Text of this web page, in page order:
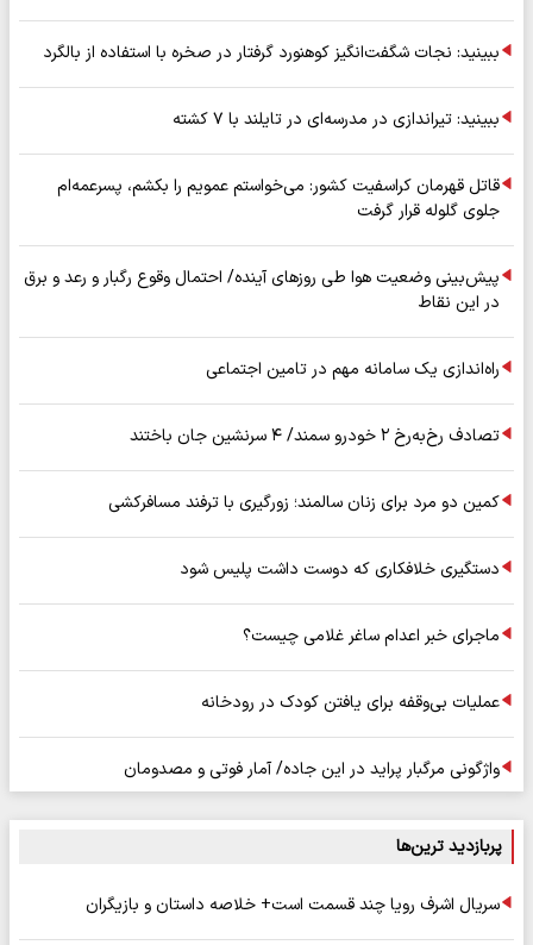
ببینید: نجات شگفت‌انگیز کوهنورد گرفتار در صخره با استفاده از بالگرد
ببینید: تیراندازی در مدرسه‌ای در تایلند با ۷ کشته
قاتل قهرمان کراسفیت کشور: می‌خواستم عمویم را بکشم، پسرعمه‌ام
جلوی گلوله قرار گرفت
پیش‌بینی وضعیت هوا طی روزهای آینده/ احتمال وقوع رگبار و رعد و برق
در این نقاط
راه‌اندازی یک سامانه مهم در تامین اجتماعی
تصادف رخ‌به‌رخ ۲ خودرو سمند/ ۴ سرنشین جان باختند
کمین دو مرد برای زنان سالمند؛ زورگیری با ترفند مسافرکشی
دستگیری خلافکاری که دوست داشت پلیس شود
ماجرای خبر اعدام ساغر غلامی چیست؟
عملیات بی‌وقفه برای یافتن کودک در رودخانه
واژگونی مرگبار پراید در این جاده/ آمار فوتی و مصدومان
پربازدید ترین‌ها
سریال اشرف رویا چند قسمت است+ خلاصه داستان و بازیگران